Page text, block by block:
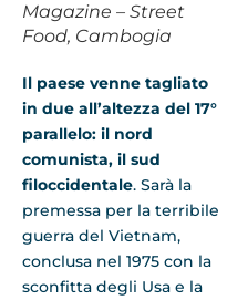
Magazine – Street
Food, Cambogia
Il paese venne tagliato
in due all’altezza del 17°
parallelo: il nord
comunista, il sud
filoccidentale. Sarà la
premessa per la terribile
guerra del Vietnam,
conclusa nel 1975 con la
sconfitta degli Usa e la